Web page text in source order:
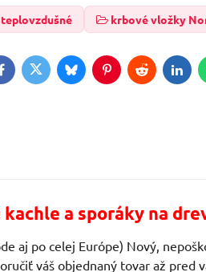
krbové vložky
FacebookTwitterBlueskyPinterestReddit
a sporáky na
aj po celej Európe) Nový,
váš objednaný tovar až pred